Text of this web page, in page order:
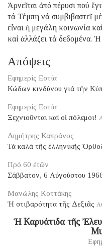
Ἀρνεῖται ἀπό πέρυσι πού
τά Τέμπη νά συμβιβαστεῖ μέ
εἶναι ἡ μεγάλη κοινωνία
καί ἀλλάζει τά δεδομένα.
Απόψεις
Εφημερίς Εστία
Κώδων κινδύνου γιά τήν
Εφημερίς Εστία
Ξεχνιοῦνται καί οἱ πόλεμοι!
Δημήτρης Καπράνος
Τά καλά τῆς ἑλληνικῆς
Πρό 60 ἐτῶν
Σάββατον, 6 Αὐγούστου
Μανώλης Κοττάκης
Ἡ στιβαρότητα τῆς Δεξιᾶς
Ἡ Καρυάτιδα τῆς